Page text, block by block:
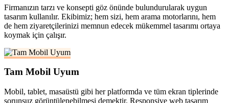
Firmanızın tarzı ve konsepti göz önünde bulundurularak uygun
tasarım kullanılır. Ekibimiz; hem sizi, hem arama motorlarını, hem
de hem ziyaretçilerinizi memnun edecek mükemmel tasarımı ortaya
koymak için çalışır.
Tam Mobil Uyum
Mobil, tablet, masaüstü gibi her platformda ve tüm ekran tiplerinde
sorunsuz görüntülenebilmesi demektir. Responsive web tasarım